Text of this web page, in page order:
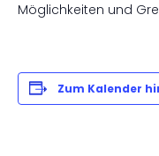
Möglichkeiten und
Zum Kalender